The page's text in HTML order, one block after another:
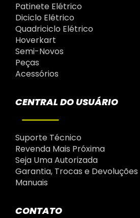
Patinete Elétrico
Diciclo Elétrico
Quadriciclo Elétrico
Hoverkart
Semi-Novos
Peças
Acessórios
CENTRAL DO USUÁRIO
Suporte Técnico
Revenda Mais Próxima
Seja Uma Autorizada
Garantia, Trocas e Devoluções
Manuais
CONTATO